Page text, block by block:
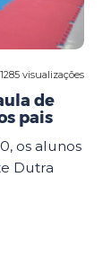
1285 visualizações
de
pais
os alunos
Dutra